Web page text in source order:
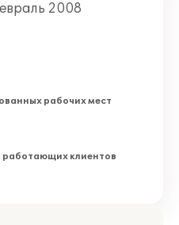
2008
рабочих мест
работающих клиентов